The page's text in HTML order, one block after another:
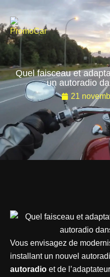
contenu
Quel faisceau et
un autoradio
21
Vous envisagez de
installant un nouvel
autoradio et de